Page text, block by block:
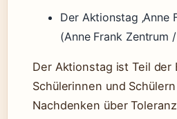
Der Aktionstag ‚Anne
(Anne Frank Zentrum
Der Aktionstag ist Teil der
Schülerinnen und
Nachdenken über